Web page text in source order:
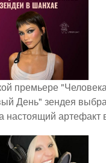
премьере
День" зендея
настоящий